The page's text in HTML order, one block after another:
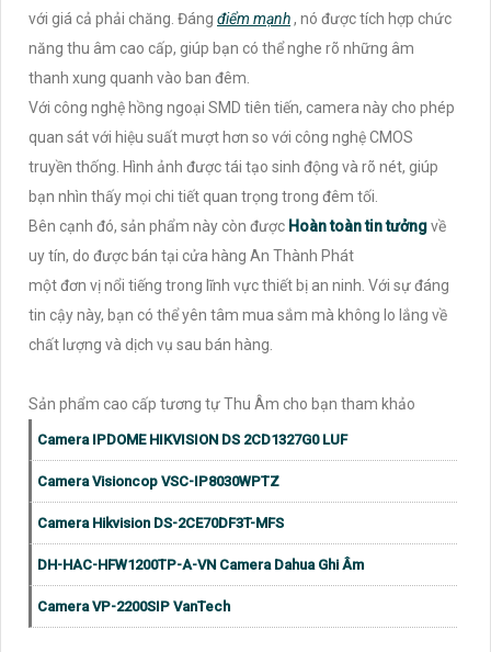
với giá cả phải chăng. Đáng điểm mạnh, nó được tích hợp chức
năng thu âm cao cấp, giúp bạn có thể nghe rõ những âm
thanh xung quanh vào ban đêm.
Với công nghệ hồng ngoại SMD tiên tiến, camera này cho phép
quan sát với hiệu suất mượt hơn so với công nghệ CMOS
truyền thống. Hình ảnh được tái tạo sinh động và rõ nét, giúp
bạn nhìn thấy mọi chi tiết quan trọng trong đêm tối.
Bên cạnh đó, sản phẩm này còn được Hoàn toàn tin tưởngvề
uy tín, do được bán tại cửa hàng An Thành Phát
một đơn vị nổi tiếng trong lĩnh vực thiết bị an ninh. Với sự đáng
tin cậy này, bạn có thể yên tâm mua sắm mà không lo lắng về
chất lượng và dịch vụ sau bán hàng.
Sản phẩm cao cấp tương tự Thu Âm cho bạn tham khảo
Camera IPDOME HIKVISION DS 2CD1327G0 LUF
Camera Visioncop VSC-IP8030WPTZ
Camera Hikvision DS-2CE70DF3T-MFS
DH-HAC-HFW1200TP-A-VN Camera Dahua Ghi Âm
Camera VP-2200SIP VanTech